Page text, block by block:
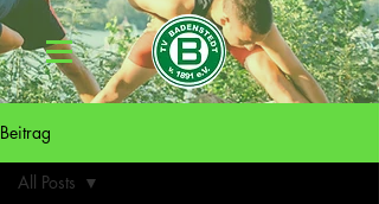
Beitrag
All Posts